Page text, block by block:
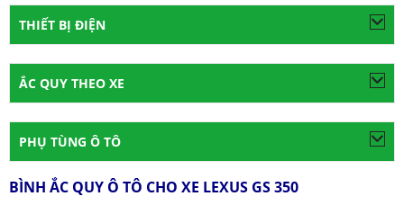
THIẾT BỊ ĐIỆN
ẮC QUY THEO XE
PHỤ TÙNG Ô TÔ
BÌNH ẮC QUY Ô TÔ CHO XE LEXUS GS 350